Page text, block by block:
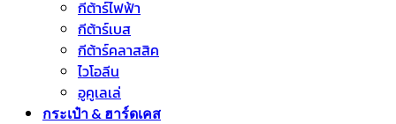
กีต้าร์ไฟฟ้า
กีต้าร์เบส
กีต้าร์คลาสสิค
ไวโอลีน
อูคูเลเล่
กระเป๋า & ฮาร์ดเคส